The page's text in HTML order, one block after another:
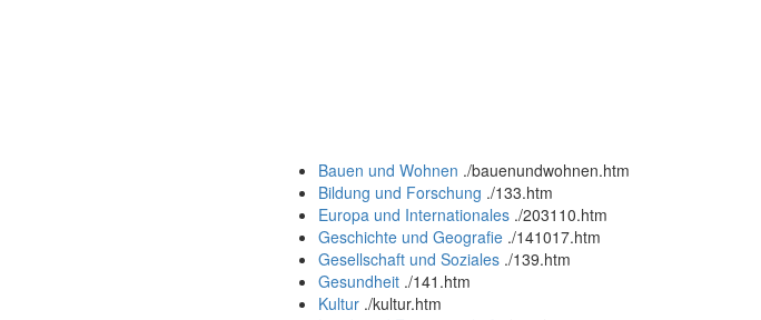
Bauen und Wohnen ./bauenundwohnen.htm
Bildung und Forschung ./133.htm
Europa und Internationales ./203110.htm
Geschichte und Geografie ./141017.htm
Gesellschaft und Soziales ./139.htm
Gesundheit ./141.htm
Kultur ./kultur.htm